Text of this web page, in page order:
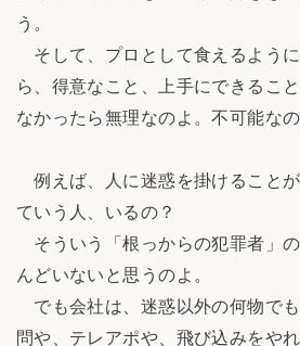
う。
そして、プロとして食えるよう
ら、得意なこと、上手にできるこ
なかったら無理なのよ。不可能なの
例えば、人に迷惑を掛けること
ていう人、いるの？
そういう「根っからの犯罪者」
んどいないと思うのよ。
でも会社は、迷惑以外の何物で
問や、テレアポや、飛び込みをや